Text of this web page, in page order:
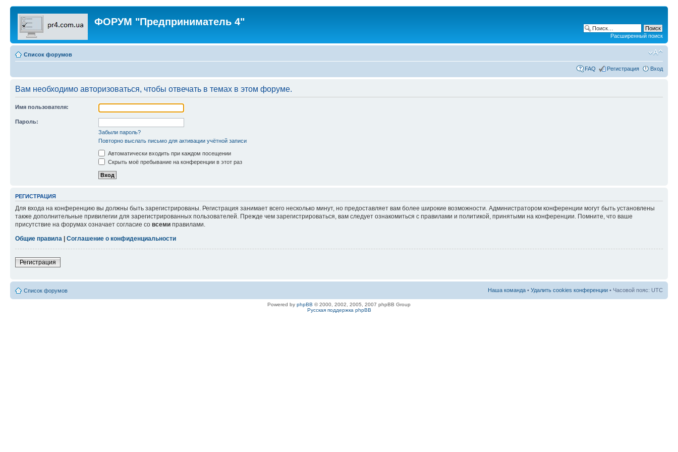
ФОРУМ "Предприниматель 4"
Расширенный поиск
Список форумов
FAQ Регистрация Вход
Вам необходимо авторизоваться, чтобы отвечать в темах в этом форуме.
Имя пользователя:
Пароль:
Забыли пароль?
Повторно выслать письмо для активации учётной записи
Автоматически входить при каждом посещении
Скрыть моё пребывание на конференции в этот раз
РЕГИСТРАЦИЯ
Для входа на конференцию вы должны быть зарегистрированы. Регистрация занимает всего несколько минут, но предоставляет вам более широкие возможности. Администратором конференции могут быть установлены
также дополнительные привилегии для зарегистрированных пользователей. Прежде чем зарегистрироваться, вам следует ознакомиться с правилами и политикой, принятыми на конференции. Помните, что ваше
присутствие на форумах означает согласие со всеми правилами.
Общие правила | Соглашение о конфиденциальности
Регистрация
Список форумов Наша команда • Удалить cookies конференции • Часовой пояс: UTC
Powered by phpBB © 2000, 2002, 2005, 2007 phpBB Group
Русская поддержка phpBB